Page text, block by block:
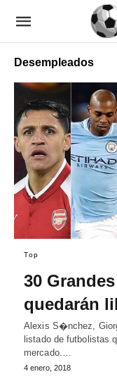
Desempleados
Top
30
quedarán
Alexis S�nchez,
listado de futbolistas
mercado.…
4 enero, 2018